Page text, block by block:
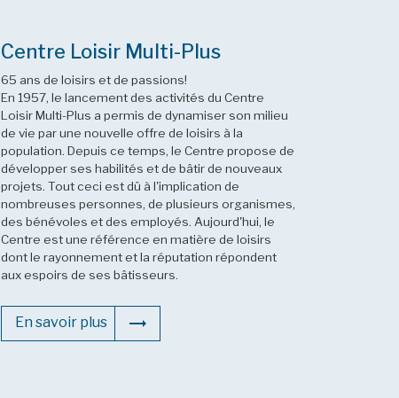
Centre Loisir Multi-Plus
65 ans de loisirs et de passions!
En 1957, le lancement des activités du Centre
Loisir Multi-Plus a permis de dynamiser son milieu
de vie par une nouvelle offre de loisirs à la
population. Depuis ce temps, le Centre propose de
développer ses habilités et de bâtir de nouveaux
projets. Tout ceci est dû à l'implication de
nombreuses personnes, de plusieurs organismes,
des bénévoles et des employés. Aujourd'hui, le
Centre est une référence en matière de loisirs
dont le rayonnement et la réputation répondent
aux espoirs de ses bâtisseurs.
En savoir plus